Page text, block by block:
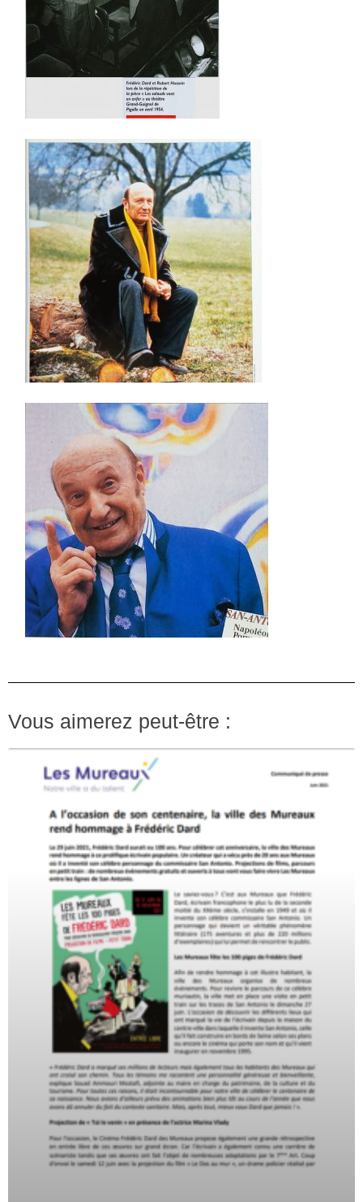
Vous aimerez peut-être :